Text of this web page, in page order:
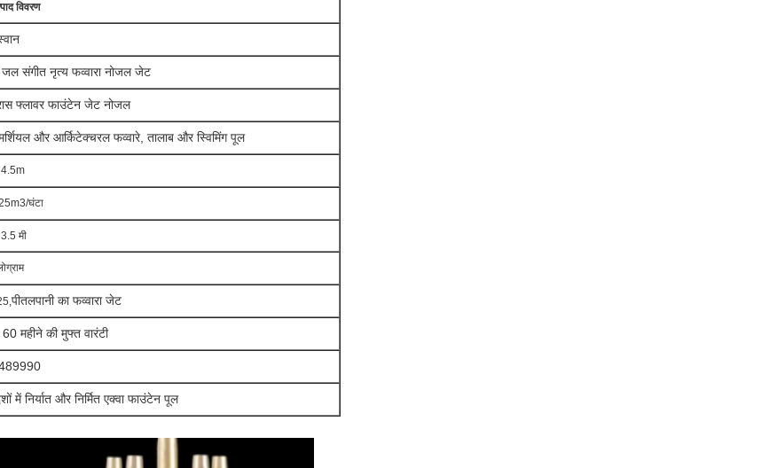
विवरण
जल संगीत नृत्य फव्वारा नोजल जेट
फ्लावर फाउंटेन जेट नोजल
और आर्किटेक्चरल फव्वारे, तालाब और स्विमिंग पूल
घंटा
मी
पीतलपानी का फव्वारा जेट
महीने की मुफ्त वारंटी
में निर्यात और निर्मित एक्वा फाउंटेन पूल